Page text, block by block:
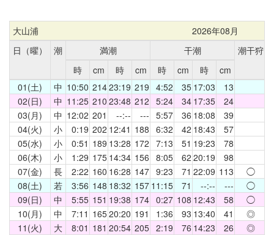
大山浦
2026年08月
日（曜）
潮 満潮 干潮 潮干狩
時
cm 時 cm 時 cm 時
cm
01(土)
中 10:50 21423:19 219 4:52 35 17:03 13
02(日)
中 11:25 210 23:48 212 5:24 34 17:35 24
03(月)
中 12:02 201 --:-- --- 5:57 36 18:08 39
04(火)
小 0:19 202 12:41 188 6:32 42 18:43 57
05(水)
小 0:51 189 13:28 172 7:13 51 19:23 78
06(木)
小 1:29 175 14:34 156 8:05 62 20:19 98
07(金)
長 2:22 160 16:28 147 9:23 71 22:09 113 ◯
08(土)
若 3:56 148 18:32 157 11:15 71 --:-- --- ◯
09(日)
中 5:55 151 19:38 174 0:27 108 12:43 58 ◯
10(月)
中 7:11 16520:20 191 1:36 93 13:40 41 ◎
11(火)
大 8:01 181 20:54 205 2:19 76 14:23 26 ◎